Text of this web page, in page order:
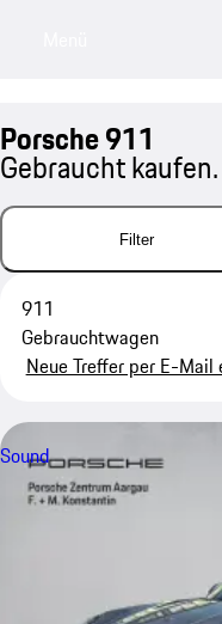
Porsche 911
Gebraucht kaufen.
Filter
911
Gebrauchtwagen
Neue Treffer per E-Mail
Sound